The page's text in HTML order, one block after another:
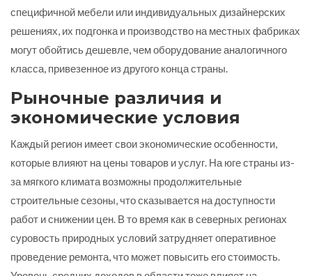
специфичной мебели или индивидуальных дизайнерских
решениях, их подгонка и производство на местных фабриках
могут обойтись дешевле, чем оборудование аналогичного
класса, привезенное из другого конца страны.
Рыночные различия и
экономические условия
Каждый регион имеет свои экономические особенности,
которые влияют на цены товаров и услуг. На юге страны из-
за мягкого климата возможны продолжительные
строительные сезоны, что сказывается на доступности
работ и снижении цен. В то время как в северных регионах
суровость природных условий затрудняет оперативное
проведение ремонта, что может повысить его стоимость.